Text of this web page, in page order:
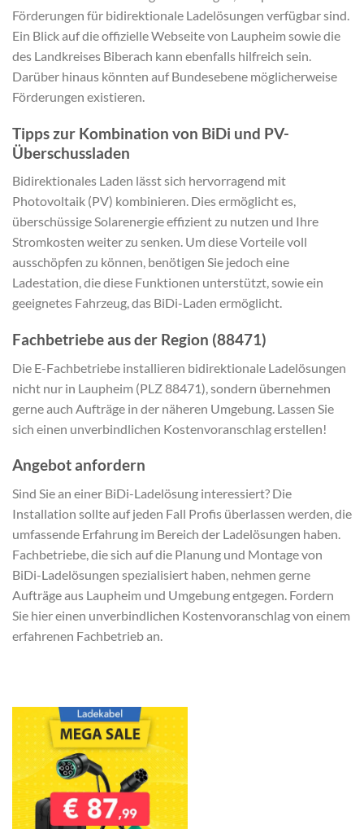
Förderungen für bidirektionale Ladelösungen verfügbar sind.
Ein Blick auf die offizielle Webseite von Laupheim sowie die
des Landkreises Biberach kann ebenfalls hilfreich sein.
Darüber hinaus könnten auf Bundesebene möglicherweise
Förderungen existieren.
Tipps zur Kombination von BiDi und PV-
Überschussladen
Bidirektionales Laden lässt sich hervorragend mit
Photovoltaik (PV) kombinieren. Dies ermöglicht es,
überschüssige Solarenergie effizient zu nutzen und Ihre
Stromkosten weiter zu senken. Um diese Vorteile voll
ausschöpfen zu können, benötigen Sie jedoch eine
Ladestation, die diese Funktionen unterstützt, sowie ein
geeignetes Fahrzeug, das BiDi-Laden ermöglicht.
Fachbetriebe aus der Region (88471)
Die E-Fachbetriebe installieren bidirektionale Ladelösungen
nicht nur in Laupheim (PLZ 88471), sondern übernehmen
gerne auch Aufträge in der näheren Umgebung. Lassen Sie
sich einen unverbindlichen Kostenvoranschlag erstellen!
Angebot anfordern
Sind Sie an einer BiDi-Ladelösung interessiert? Die
Installation sollte auf jeden Fall Profis überlassen werden, die
umfassende Erfahrung im Bereich der Ladelösungen haben.
Fachbetriebe, die sich auf die Planung und Montage von
BiDi-Ladelösungen spezialisiert haben, nehmen gerne
Aufträge aus Laupheim und Umgebung entgegen. Fordern
Sie hier einen unverbindlichen Kostenvoranschlag von einem
erfahrenen Fachbetrieb an.